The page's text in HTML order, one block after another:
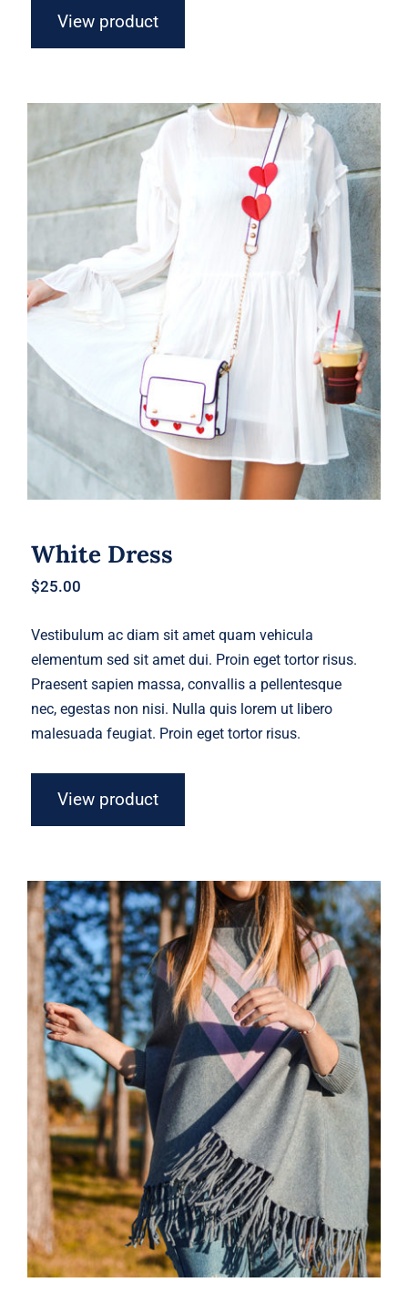
View product
White Dress
White Dress
$25.00
Vestibulum ac diam sit amet quam vehicula
elementum sed sit amet dui. Proin eget tortor risus.
Praesent sapien massa, convallis a pellentesque
nec, egestas non nisi. Nulla quis lorem ut libero
malesuada feugiat. Proin eget tortor risus.
View product
Wool Parka